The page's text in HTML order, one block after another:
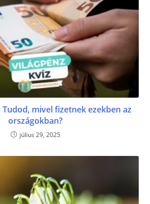
Tudod, mivel fizetnek ezekben az
országokban?
július 29, 2025